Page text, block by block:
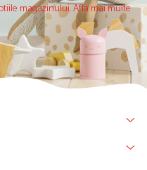
magazinului. Afla mai multe